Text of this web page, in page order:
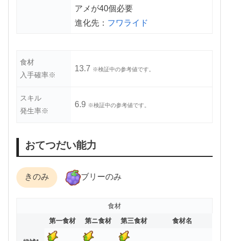
アメが40個必要
進化先： フワライド
食材
入手確率※
13.7 ※検証中の参考値です。
スキル
発生率※
6.9 ※検証中の参考値です。
おてつだい能力
きのみ ブリーのみ
食材
第一食材
第ニ食材 第三食材 食材名